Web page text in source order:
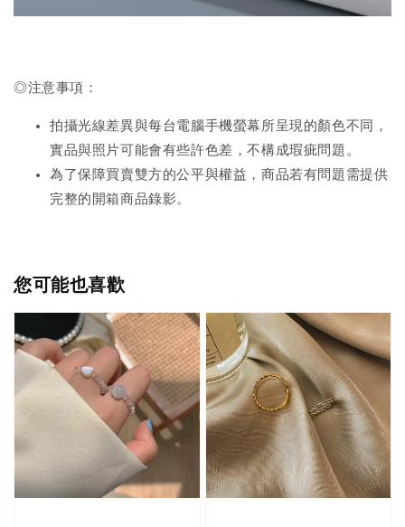
◎注意事項：
拍攝光線差異與每台電腦手機螢幕所呈現的顏色不同，
實品與照片可能會有些許色差，不構成瑕疵問題。
為了保障買賣雙方的公平與權益，商品若有問題需提供
完整的開箱商品錄影。
您可能也喜歡